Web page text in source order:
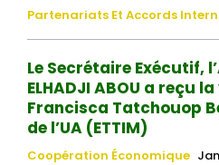
Partenariats Et Accords
Le Secrétaire Exécutif,
ELHADJI ABOU a reçu
Francisca Tatchouop
de l’UA (ETTIM)
Coopération Économique